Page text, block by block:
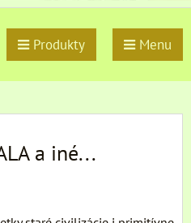
Produkty Menu
a iné...